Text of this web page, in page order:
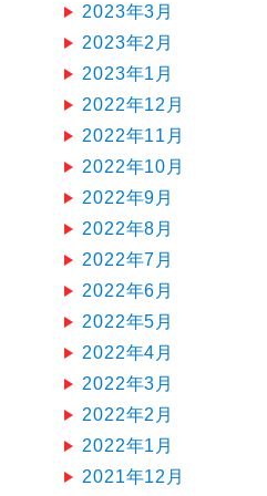
2023年3月
2023年2月
2023年1月
2022年12月
2022年11月
2022年10月
2022年9月
2022年8月
2022年7月
2022年6月
2022年5月
2022年4月
2022年3月
2022年2月
2022年1月
2021年12月